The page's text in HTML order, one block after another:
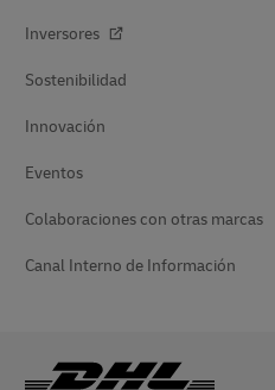
Inversores
Sostenibilidad
Innovación
Eventos
Colaboraciones con otras marcas
Canal Interno de Información